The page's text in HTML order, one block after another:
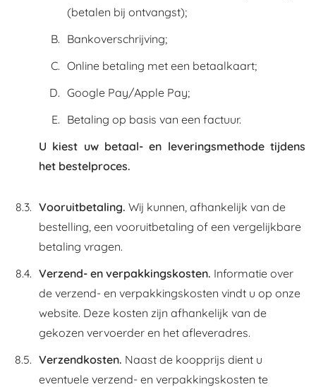
(betalen bij ontvangst);
Bankoverschrijving;
Online betaling met een betaalkaart;
Google Pay/Apple Pay;
Betaling op basis van een factuur.
U kiest uw betaal- en leveringsmethode tijdens
het bestelproces.
Vooruitbetaling. Wij kunnen, afhankelijk van de
bestelling, een vooruitbetaling of een vergelijkbare
betaling vragen.
Verzend- en verpakkingskosten. Informatie over
de verzend- en verpakkingskosten vindt u op onze
website. Deze kosten zijn afhankelijk van de
gekozen vervoerder en het afleveradres.
Verzendkosten. Naast de koopprijs dient u
eventuele verzend- en verpakkingskosten te